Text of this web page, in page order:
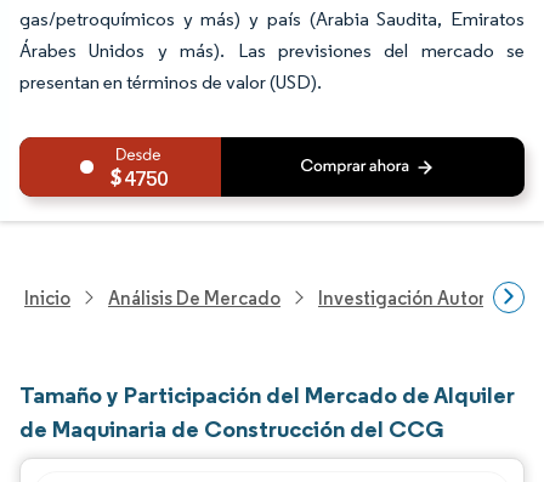
gas/petroquímicos y más) y país (Arabia Saudita, Emiratos
Árabes Unidos y más). Las previsiones del mercado se
presentan en términos de valor (USD).
4750
Inicio Análisis De Mercado Investigación Automotriz
Tamaño y Participación del Mercado de Alquiler
de Maquinaria de Construcción del CCG